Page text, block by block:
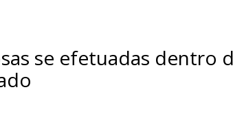
se efetuadas dentro